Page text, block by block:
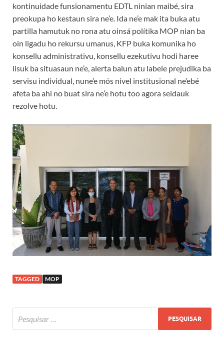
kontinuidade funsionamentu EDTL ninian maibé, sira
preokupa ho kestaun sira ne’e. Ida ne’e mak ita buka atu
partilla hamutuk no rona atu oinsá polítika MOP nian ba
oin ligadu ho rekursu umanus, KFP buka komunika ho
konsellu administrativu, konsellu ezekutivu hodi haree
lisuk ba situasaun ne’e, alerta balun atu labele prejudika ba
servisu individual, nune’e mós nivel institusional ne’ebé
afeta ba ahi no buat sira ne’e hotu too agora seidauk
rezolve hotu.
TAGGED MOP